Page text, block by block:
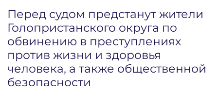
Перед судом предстанут жители
Голопристанского округа по
обвинению в преступлениях
против жизни и здоровья
человека, а также общественной
безопасности